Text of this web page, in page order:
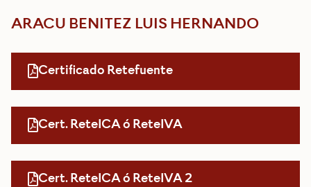
ARACU BENITEZ LUIS HERNANDO
Certificado Retefuente
Cert. ReteICA ó ReteIVA
Cert. ReteICA ó ReteIVA 2